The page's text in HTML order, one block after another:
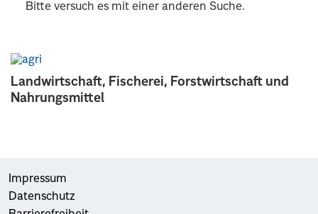
Landwirtschaft, Fischerei, Forstwirtschaft und
Nahrungsmittel
Bitte versuch es mit einer anderen Suche.
Impressum
Datenschutz